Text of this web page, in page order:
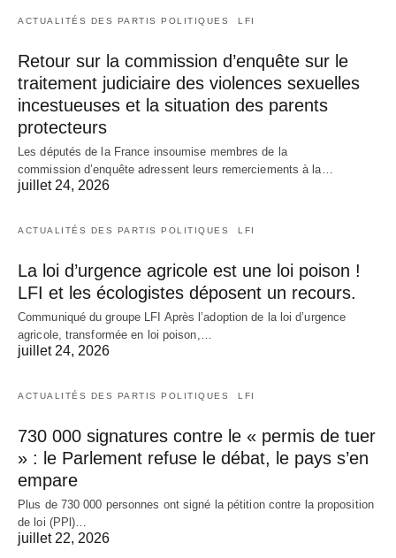
ACTUALITÉS DES PARTIS POLITIQUES LFI
Retour sur la commission d’enquête sur le
traitement judiciaire des violences sexuelles
incestueuses et la situation des parents
protecteurs
Les députés de la France insoumise membres de la
commission d’enquête adressent leurs remerciements à la…
juillet 24, 2026
ACTUALITÉS DES PARTIS POLITIQUES LFI
La loi d’urgence agricole est une loi poison !
LFI et les écologistes déposent un recours.
Communiqué du groupe LFI Après l’adoption de la loi d’urgence
agricole, transformée en loi poison,…
juillet 24, 2026
ACTUALITÉS DES PARTIS POLITIQUES LFI
730 000 signatures contre le « permis de tuer
» : le Parlement refuse le débat, le pays s’en
empare
Plus de 730 000 personnes ont signé la pétition contre la proposition
de loi (PPl)…
juillet 22, 2026